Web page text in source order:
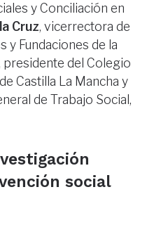
y Conciliación en
Cruz, vicerrectora de
y Fundaciones de la
presidente del Colegio
Castilla La Mancha y
de Trabajo Social,
social